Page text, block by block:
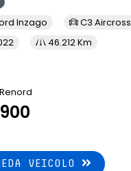
Inzago
C3 Aircross
46.212 Km
VEICOLO